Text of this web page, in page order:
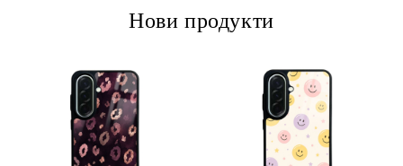
Нови продукти